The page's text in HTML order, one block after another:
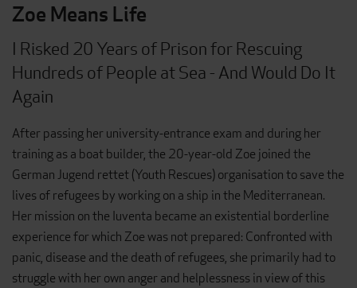
Zoe Means Life
I Risked 20 Years of Prison for Rescuing
Hundreds of People at Sea - And Would Do It
Again
After passing her university-entrance exam and during her
training as a boat builder, the 20-year-old Zoe joined the
German Jugend rettet (Youth Rescues) organisation to save the
lives of refugees by working on a ship in the Mediterranean.
Her mission on the Iuventa became an existential borderline
experience for which Zoe was not prepared: Confronted with
panic, disease and the death of refugees, she primarily had to
struggle with her own anger and helplessness in view of this